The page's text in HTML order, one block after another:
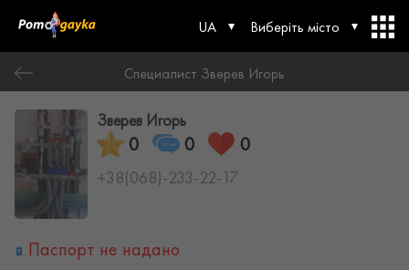
UA Виберіть місто
Специалист Зверев Игорь
Зверев Игорь
0 0 0
+38(068)-233-22-17
Паспорт не надано